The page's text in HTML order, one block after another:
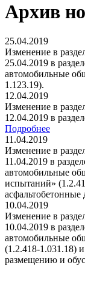
Архив
25.04.2019
Изменение в
25.04.2019 в
автомобильные
1.123.19).
12.04.2019
Изменение в
12.04.2019 в
Подробнее
11.04.2019
Изменение в
11.04.2019 в
автомобильные
испытаний»
10.04.2019
Изменение в
10.04.2019 в
автомобильные
(1.2.418-1.031.18)
размещению и